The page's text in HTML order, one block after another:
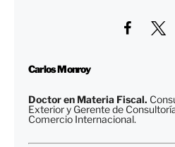
Carlos Monroy
Doctor en Materia Fiscal.
Exterior y Gerente de
Comercio Internacional.